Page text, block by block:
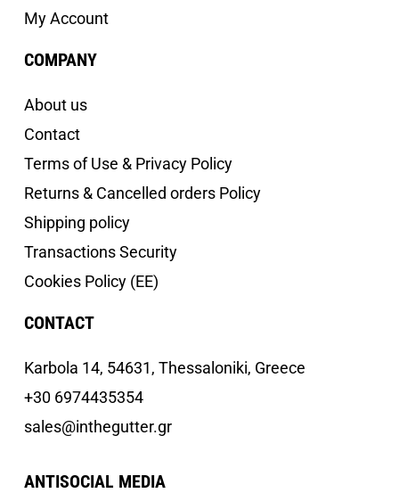
My Account
COMPANY
About us
Contact
Terms of Use & Privacy Policy
Returns & Cancelled orders Policy
Shipping policy
Transactions Security
Cookies Policy (EE)
CONTACT
Κarbola 14, 54631, Thessaloniki, Greece
+30 6974435354
sales@inthegutter.gr
ANTISOCIAL MEDIA